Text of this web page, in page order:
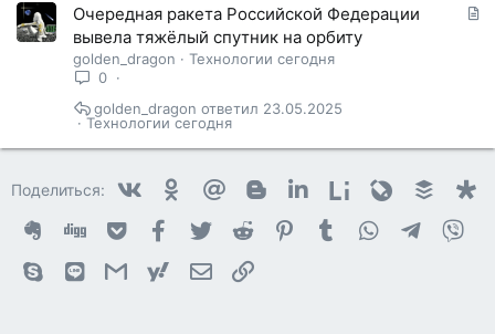
С
Очередная ракета Российской Федерации
вывела тяжёлый спутник на орбиту
golden_dragon
Технологии сегодня
0
Технологии сегодня
23.05.2025
golden_dragon
Поделиться: VkontakteOdnoklassniki
Mail.ru Blogger LinkedinLiveinternet
Livejournal
Buffer
EvernoteDigg GetpocketFacebook
Twitter Reddit PinterestTumblr WhatsAppTelegram
Skype Line GmailyahoomailЭлектронная почта